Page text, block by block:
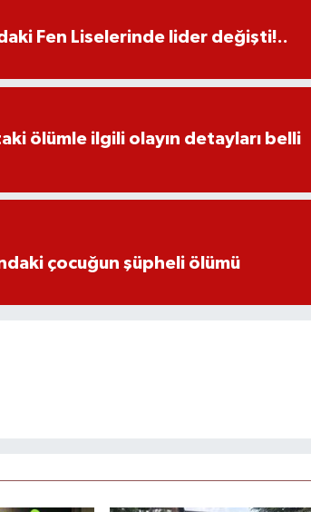
Fen Liselerinde lider değişti!..
ölümle ilgili olayın detayları belli
çocuğun şüpheli ölümü